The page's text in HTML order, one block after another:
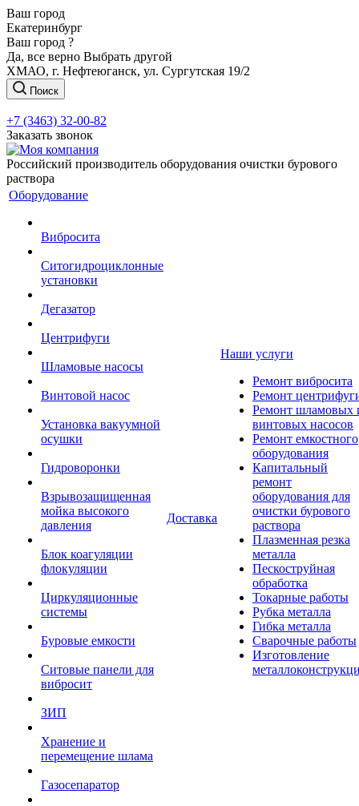
Ваш город
Екатеринбург
Ваш город ?
Да, все верно Выбрать другой
ХМАО, г. Нефтеюганск, ул. Сургутская 19/2
Поиск
+7 (3463) 32-00-82
Заказать звонок
Российский производитель оборудования очистки бурового
раствора
Оборудование
Вибросита
Ситогидроциклонные
установки
Дегазатор
Центрифуги
Шламовые насосы
Винтовой насос
Установка вакуумной
осушки
Гидроворонки
Взрывозащищенная
мойка высокого
давления
Блок коагуляции
флокуляции
Циркуляционные
системы
Буровые емкости
Ситовые панели для
вибросит
ЗИП
Хранение и
перемещение шлама
Газосепаратор
Доставка
Наши услуги
Ремонт вибросита
Ремонт
Ремонт шламовых
винтовых насосов
Ремонт емкостного
оборудования
Капитальный
ремонт
оборудования для
очистки бурового
раствора
Плазменная резка
металла
Пескоструйная
обработка
Токарные работы
Рубка металла
Гибка металла
Сварочные работы
Изготовление